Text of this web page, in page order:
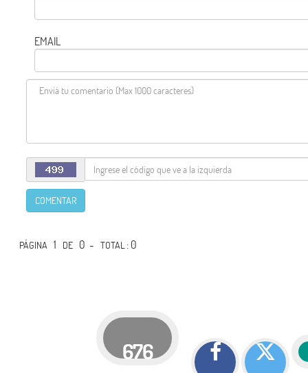
EMAIL
COMENTAR
PÁGINA 1 DE 0 -TOTAL: 0
676